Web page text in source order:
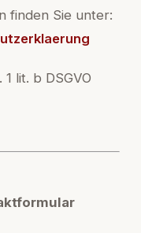
finden Sie unter:
lit. b DSGVO